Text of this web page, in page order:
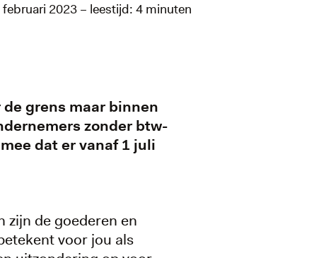
februari 2023 – leestijd: 4 minuten
grens maar binnen
zonder btw-
dat er vanaf 1 juli
zijn de goederen en
voor jou als